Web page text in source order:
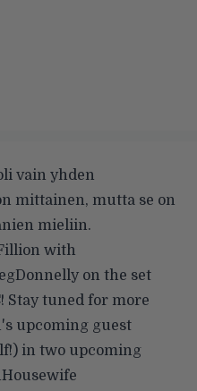
vain yhden
mittainen, mutta se on
mieliin.
with
on the set
! Stay tuned for more
upcoming guest
in two upcoming